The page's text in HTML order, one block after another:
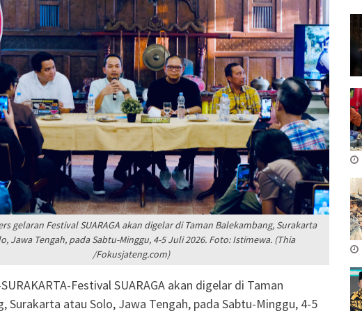
Kebakaran
SD Negeri 1
Teken 19
Senilai Rp 20,2
Sewa Laptop Rp
CBT Domisili
gelaran Festival SUARAGA akan digelar di Taman Balekambang, Surakarta
Jawa Tengah, pada Sabtu-Minggu, 4-5 Juli 2026. Foto: Istimewa. (Thia
/Fokusjateng.com)
Festival SUARAGA akan digelar di Taman
Surakarta atau Solo, Jawa Tengah, pada Sabtu-Minggu, 4-5